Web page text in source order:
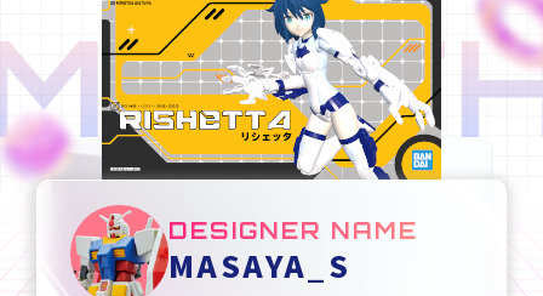
DESIGNER NAME
MASAYA_S